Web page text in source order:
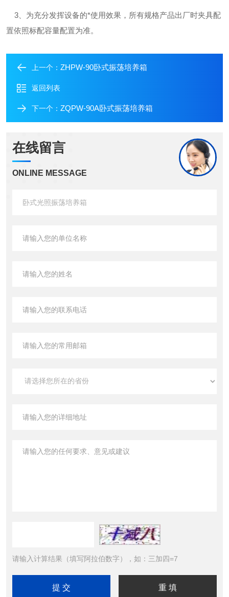
3、为充分发挥设备的*使用效果，所有规格产品出厂时夹具配
置依照标配容量配置为准。
上一个： ZHPW-90卧式振荡培养箱
返回列表
下一个： ZQPW-90A卧式振荡培养箱
在线留言
ONLINE MESSAGE
请输入计算结果（填写阿拉伯数字），如：三加四=7